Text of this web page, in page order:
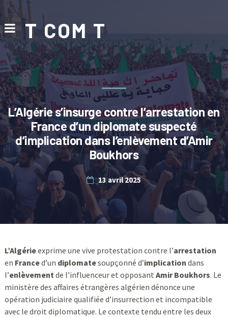
T COM T
L’Algérie s’insurge contre l’arrestation en
France d’un diplomate suspecté
d’implication dans l’enlèvement d’Amir
Boukhors
13 avril 2025
L’Algérieexprime une vive protestation contre l’arrestation
en Franced’un diplomatesoupçonné d’implication dans
l’enlèvementde l’influenceur et opposant Amir Boukhors. Le
ministère des affaires étrangères algérien dénonce une
opération judiciaire qualifiée d’insurrection et incompatible
avec le droit diplomatique. Le contexte tendu entre les deux